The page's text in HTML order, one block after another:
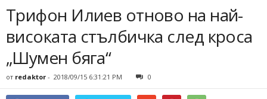
Трифон Илиев отново на най-
високата стълбичка след кроса
„Шумен бяга“
от redaktor - 2018/09/15 6:31:21 PM 0